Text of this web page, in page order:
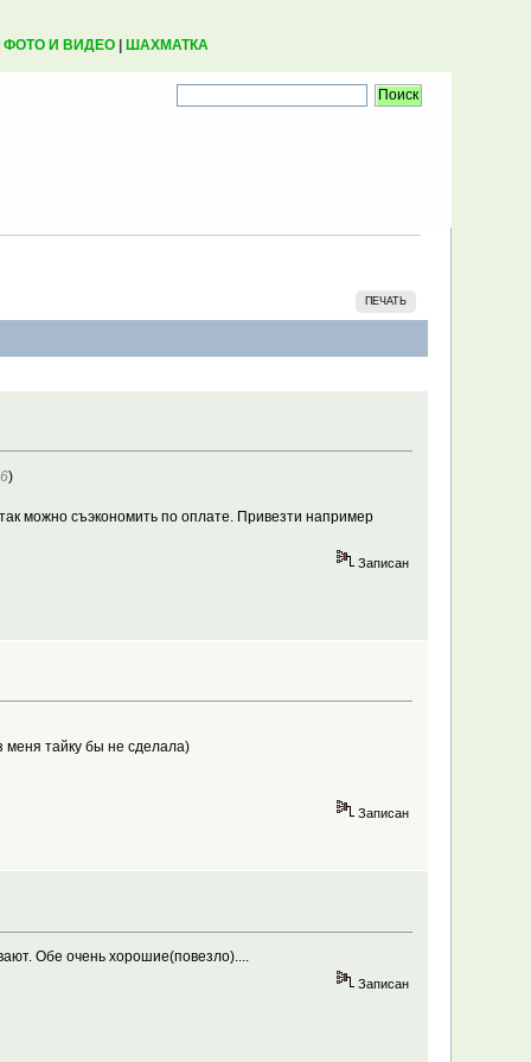
ФОТО И ВИДЕО| ШАХМАТКА
ПЕЧАТЬ
)
можно съэкономить по оплате. Привезти например
Записан
меня тайку бы не сделала)
Записан
Обе очень хорошие(повезло)....
Записан